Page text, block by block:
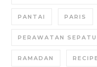
PANTAI PARIS
PERAWATAN SEPATU
RAMADAN